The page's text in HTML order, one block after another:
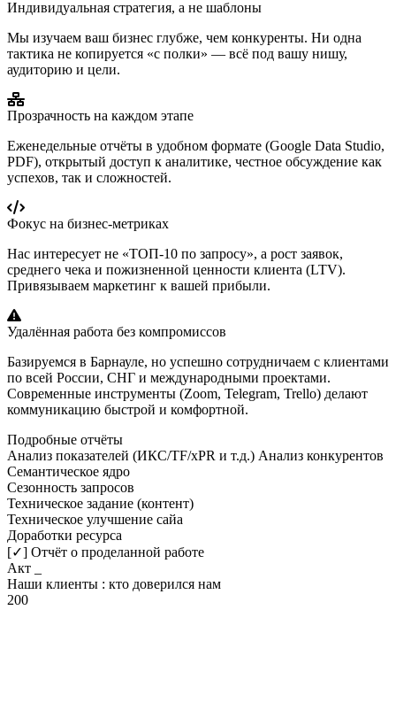
Индивидуальная стратегия, а не шаблоны
Мы изучаем ваш бизнес глубже, чем конкуренты. Ни одна
тактика не копируется «с полки» — всё под вашу нишу,
аудиторию и цели.
Прозрачность на каждом этапе
Еженедельные отчёты в удобном формате (Google Data Studio,
PDF), открытый доступ к аналитике, честное обсуждение как
успехов, так и сложностей.
Фокус на бизнес-метриках
Нас интересует не «ТОП-10 по запросу», а рост заявок,
среднего чека и пожизненной ценности клиента (LTV).
Привязываем маркетинг к вашей прибыли.
Удалённая работа без компромиссов
Базируемся в Барнауле, но успешно сотрудничаем с клиентами
по всей России, СНГ и международными проектами.
Современные инструменты (Zoom, Telegram, Trello) делают
коммуникацию быстрой и комфортной.
Подробные отчёты
Анализ показателей (ИКС/TF/xPR и т.д.) Анализ конкурентов
Семантическое ядро
Сезонность запросов
Техническое задание (контент)
Техническое улучшение сайа
Доработки ресурса
[✓] Отчёт о проделанной работе
Акт
Наши клиенты : кто доверился нам
200